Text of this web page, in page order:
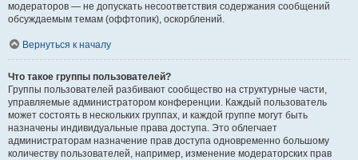
модераторов — не допускать несоответствия содержания сообщений
обсуждаемым темам (оффтопик), оскорблений.
Вернуться к началу
Что такое группы пользователей?
Группы пользователей разбивают сообщество на структурные части,
управляемые администратором конференции. Каждый пользователь
может состоять в нескольких группах, и каждой группе могут быть
назначены индивидуальные права доступа. Это облегчает
администраторам назначение прав доступа одновременно большому
количеству пользователей, например, изменение модераторских прав